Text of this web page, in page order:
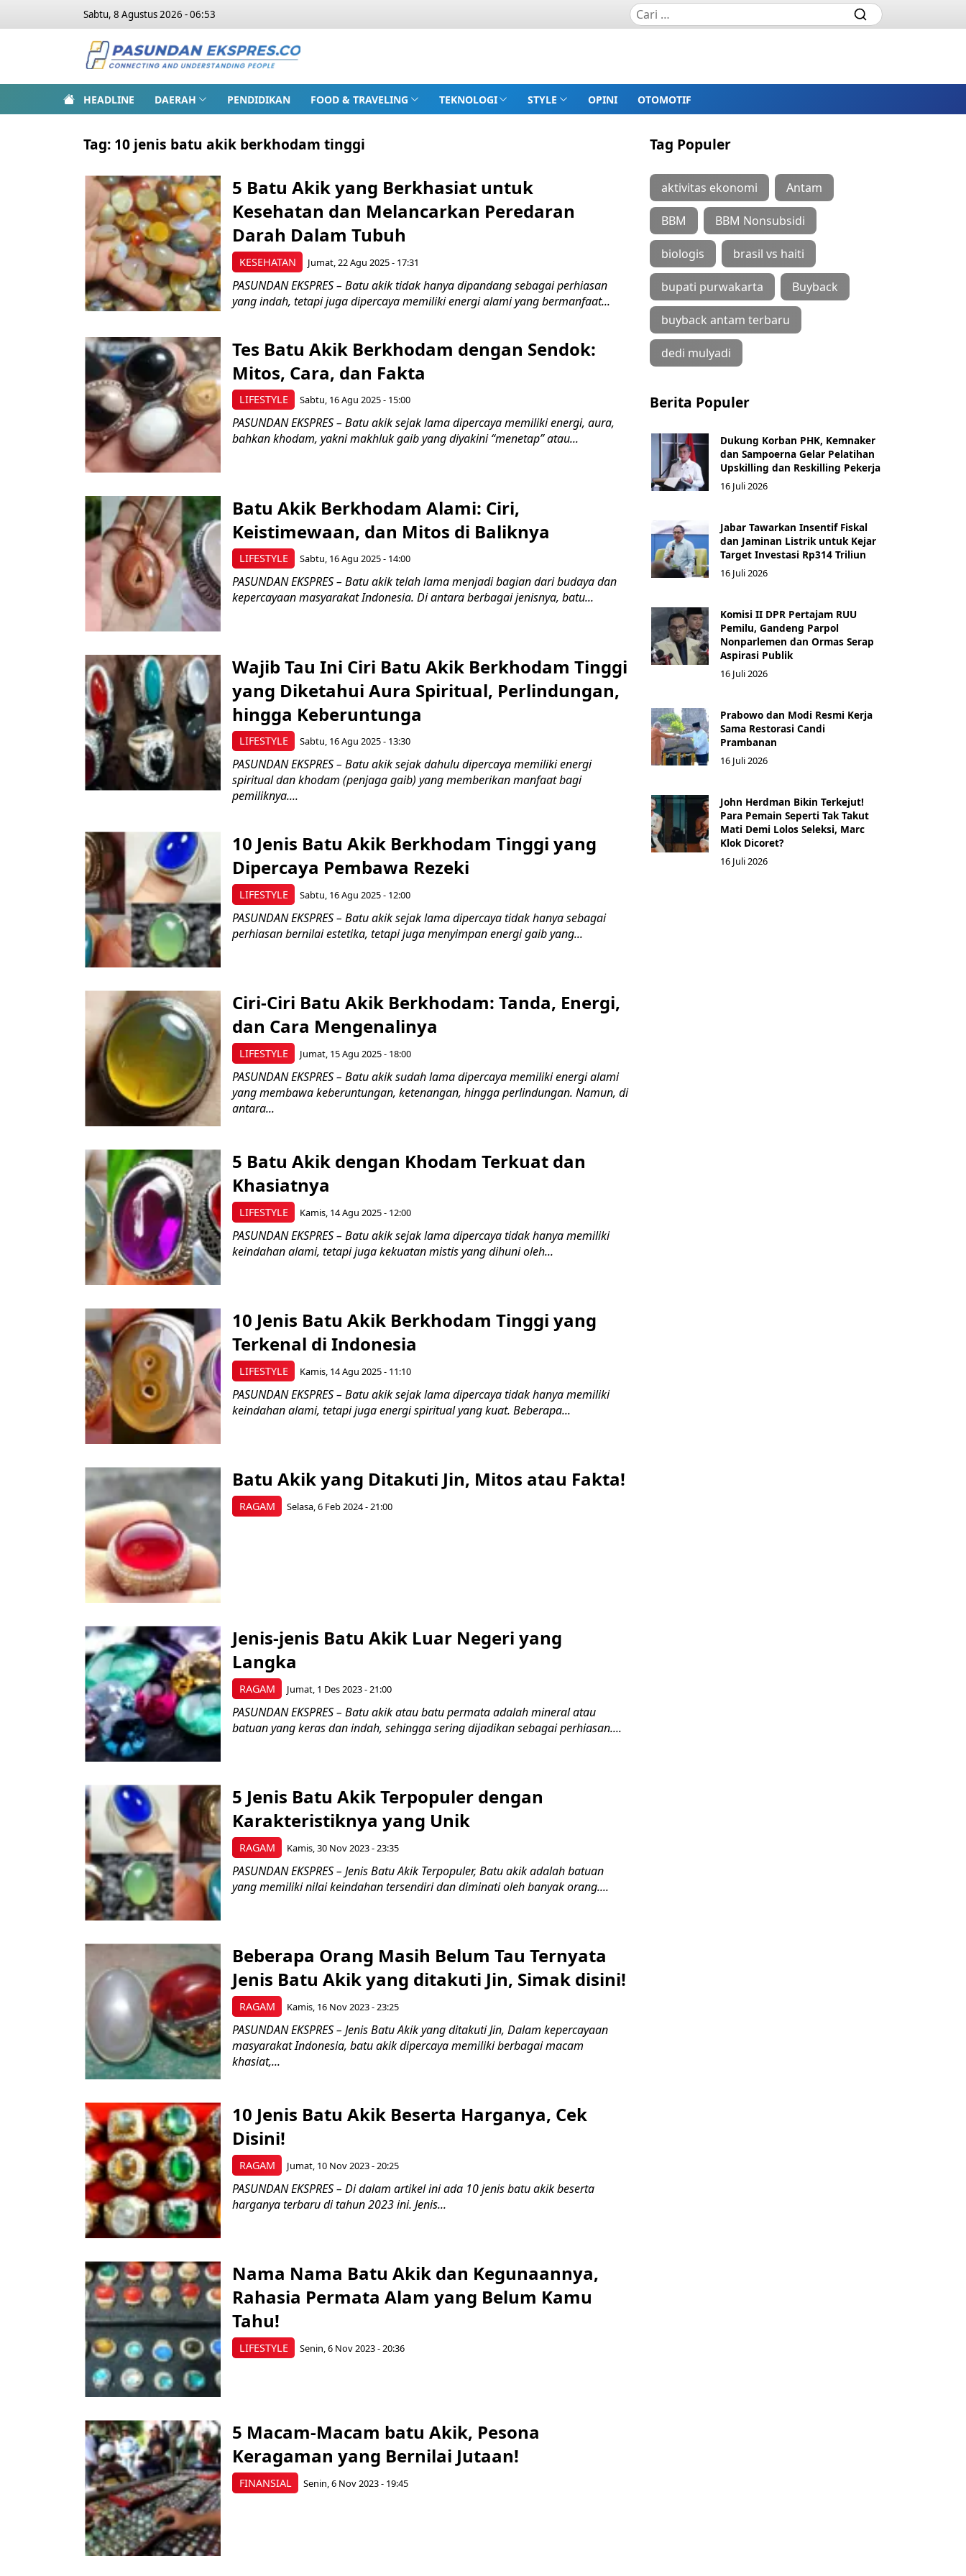
Sabtu, 8 Agustus 2026 - 06:53
HEADLINE DAERAH PENDIDIKAN FOOD & TRAVELING TEKNOLOGI STYLE OPINI OTOMOTIF
Tag: 10 jenis batu akik berkhodam tinggi
KESEHATAN
5 Batu Akik yang Berkhasiat untuk
Kesehatan dan Melancarkan Peredaran
Darah Dalam Tubuh
Jumat, 22 Agu 2025 - 17:31
PASUNDAN EKSPRES – Batu akik tidak hanya dipandang sebagai perhiasan
yang indah, tetapi juga dipercaya memiliki energi alami yang bermanfaat...
LIFESTYLE
Tes Batu Akik Berkhodam dengan Sendok:
Mitos, Cara, dan Fakta
Sabtu, 16 Agu 2025 - 15:00
PASUNDAN EKSPRES – Batu akik sejak lama dipercaya memiliki energi, aura,
bahkan khodam, yakni makhluk gaib yang diyakini “menetap” atau...
LIFESTYLE
Batu Akik Berkhodam Alami: Ciri,
Keistimewaan, dan Mitos di Baliknya
Sabtu, 16 Agu 2025 - 14:00
PASUNDAN EKSPRES – Batu akik telah lama menjadi bagian dari budaya dan
kepercayaan masyarakat Indonesia. Di antara berbagai jenisnya, batu...
LIFESTYLE
Wajib Tau Ini Ciri Batu Akik Berkhodam Tinggi
yang Diketahui Aura Spiritual, Perlindungan,
hingga Keberuntunga
Sabtu, 16 Agu 2025 - 13:30
PASUNDAN EKSPRES – Batu akik sejak dahulu dipercaya memiliki energi
spiritual dan khodam (penjaga gaib) yang memberikan manfaat bagi
pemiliknya....
LIFESTYLE
10 Jenis Batu Akik Berkhodam Tinggi yang
Dipercaya Pembawa Rezeki
Sabtu, 16 Agu 2025 - 12:00
PASUNDAN EKSPRES – Batu akik sejak lama dipercaya tidak hanya sebagai
perhiasan bernilai estetika, tetapi juga menyimpan energi gaib yang...
LIFESTYLE
Ciri-Ciri Batu Akik Berkhodam: Tanda, Energi,
dan Cara Mengenalinya
Jumat, 15 Agu 2025 - 18:00
PASUNDAN EKSPRES – Batu akik sudah lama dipercaya memiliki energi alami
yang membawa keberuntungan, ketenangan, hingga perlindungan. Namun, di
antara...
LIFESTYLE
5 Batu Akik dengan Khodam Terkuat dan
Khasiatnya
Kamis, 14 Agu 2025 - 12:00
PASUNDAN EKSPRES – Batu akik sejak lama dipercaya tidak hanya memiliki
keindahan alami, tetapi juga kekuatan mistis yang dihuni oleh...
LIFESTYLE
10 Jenis Batu Akik Berkhodam Tinggi yang
Terkenal di Indonesia
Kamis, 14 Agu 2025 - 11:10
PASUNDAN EKSPRES – Batu akik sejak lama dipercaya tidak hanya memiliki
keindahan alami, tetapi juga energi spiritual yang kuat. Beberapa...
RAGAM
Batu Akik yang Ditakuti Jin, Mitos atau Fakta!
Selasa, 6 Feb 2024 - 21:00
RAGAM
Jenis-jenis Batu Akik Luar Negeri yang
Langka
Jumat, 1 Des 2023 - 21:00
PASUNDAN EKSPRES – Batu akik atau batu permata adalah mineral atau
batuan yang keras dan indah, sehingga sering dijadikan sebagai perhiasan....
RAGAM
5 Jenis Batu Akik Terpopuler dengan
Karakteristiknya yang Unik
Kamis, 30 Nov 2023 - 23:35
PASUNDAN EKSPRES – Jenis Batu Akik Terpopuler, Batu akik adalah batuan
yang memiliki nilai keindahan tersendiri dan diminati oleh banyak orang....
RAGAM
Beberapa Orang Masih Belum Tau Ternyata
Jenis Batu Akik yang ditakuti Jin, Simak disini!
Kamis, 16 Nov 2023 - 23:25
PASUNDAN EKSPRES – Jenis Batu Akik yang ditakuti Jin, Dalam kepercayaan
masyarakat Indonesia, batu akik dipercaya memiliki berbagai macam
khasiat,...
RAGAM
10 Jenis Batu Akik Beserta Harganya, Cek
Disini!
Jumat, 10 Nov 2023 - 20:25
PASUNDAN EKSPRES – Di dalam artikel ini ada 10 jenis batu akik beserta
harganya terbaru di tahun 2023 ini. Jenis...
LIFESTYLE
Nama Nama Batu Akik dan Kegunaannya,
Rahasia Permata Alam yang Belum Kamu
Tahu!
Senin, 6 Nov 2023 - 20:36
FINANSIAL
5 Macam-Macam batu Akik, Pesona
Keragaman yang Bernilai Jutaan!
Senin, 6 Nov 2023 - 19:45
Tag Populer
aktivitas ekonomi Antam
BBM BBM Nonsubsidi
biologis brasil vs haiti
bupati purwakarta Buyback
buyback antam terbaru
dedi mulyadi
Berita Populer
Dukung Korban PHK, Kemnaker
dan Sampoerna Gelar Pelatihan
Upskilling dan Reskilling Pekerja
16 Juli 2026
Jabar Tawarkan Insentif Fiskal
dan Jaminan Listrik untuk Kejar
Target Investasi Rp314 Triliun
16 Juli 2026
Komisi II DPR Pertajam RUU
Pemilu, Gandeng Parpol
Nonparlemen dan Ormas Serap
Aspirasi Publik
16 Juli 2026
Prabowo dan Modi Resmi Kerja
Sama Restorasi Candi
Prambanan
16 Juli 2026
John Herdman Bikin Terkejut!
Para Pemain Seperti Tak Takut
Mati Demi Lolos Seleksi, Marc
Klok Dicoret?
16 Juli 2026